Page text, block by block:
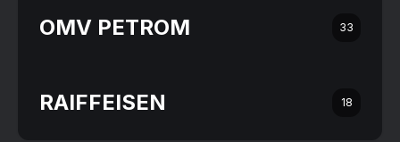
OMV PETROM 33
RAIFFEISEN 18